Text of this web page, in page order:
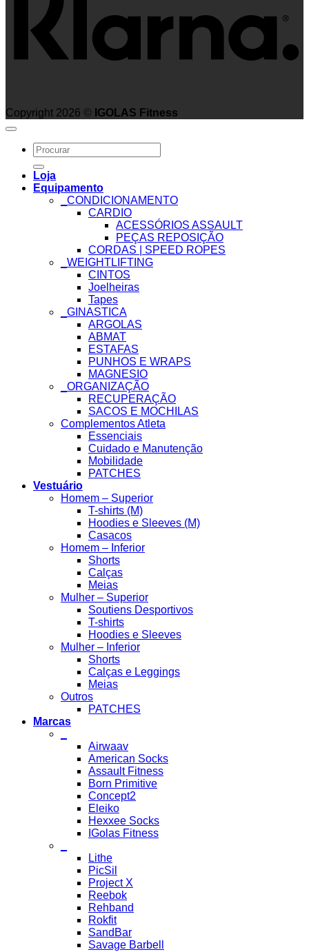
Copyright 2026 © IGOLAS Fitness
Search
for:
Loja
Equipamento
_CONDICIONAMENTO
CARDIO
ACESSÓRIOS ASSAULT
PEÇAS REPOSIÇÃO
CORDAS | SPEED ROPES
_WEIGHTLIFTING
CINTOS
Joelheiras
Tapes
_GINASTICA
ARGOLAS
ABMAT
ESTAFAS
PUNHOS E WRAPS
MAGNESIO
_ORGANIZAÇÃO
RECUPERAÇÃO
SACOS E MOCHILAS
Complementos Atleta
Essenciais
Cuidado e Manutenção
Mobilidade
PATCHES
Vestuário
Homem – Superior
T-shirts (M)
Hoodies e Sleeves (M)
Casacos
Homem – Inferior
Shorts
Calças
Meias
Mulher – Superior
Soutiens Desportivos
T-shirts
Hoodies e Sleeves
Mulher – Inferior
Shorts
Calças e Leggings
Meias
Outros
PATCHES
Marcas
Airwaav
American Socks
Assault Fitness
Born Primitive
Concept2
Eleiko
Hexxee Socks
IGolas Fitness
Lithe
PicSil
Project X
Reebok
Rehband
Rokfit
SandBar
Savage Barbell